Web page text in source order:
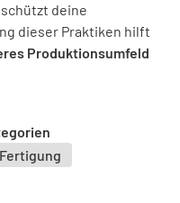
deine
dieser Praktiken hilft
Produktionsumfeld